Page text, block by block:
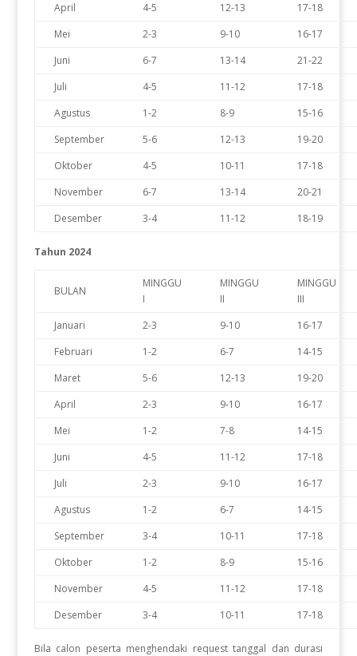
April
4-5 12-13
17-18
Mei
2-3 9-10
16-17
Juni
6-7 13-14
21-22
Juli
4-5 11-12
17-18
Agustus
1-2 8-9
15-16
September
5-6 12-13
19-20
Oktober
4-5 10-11
17-18
November
6-7 13-14
20-21
Desember
3-4 11-12 18-19
Tahun 2024
BULAN
MINGGU
I
MINGGU
II
MINGGU
III
Januari
2-3 9-10
16-17
Februari
1-2 6-7
14-15
Maret
5-6 12-13
19-20
April
2-3 9-10
16-17
Mei
1-2 7-8
14-15
Juni
4-5 11-12
17-18
Juli
2-3 9-10
16-17
Agustus
1-2 6-7
14-15
September
3-4 10-11
17-18
Oktober
1-2 8-9
15-16
November
4-5 11-12
17-18
Desember
3-4 10-11 17-18
Bila calon peserta menghendaki request tanggal dan durasi